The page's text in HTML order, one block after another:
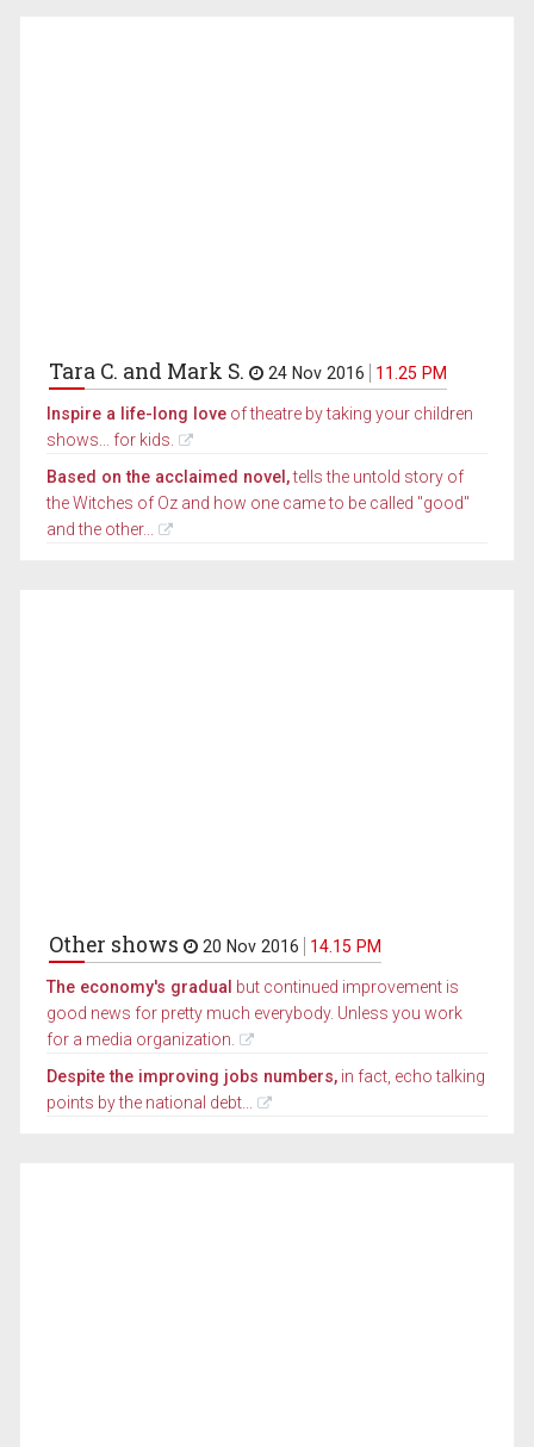
Tara C. and Mark S. 24 Nov 2016 11.25 PM
Inspire a life-long love of theatre by taking your children
shows... for kids.
Based on the acclaimed novel,tells the untold story of
the Witches of Oz and how one came to be called "good"
and the other...
Other shows 20 Nov 2016 14.15 PM
The economy's gradual but continued improvement is
good news for pretty much everybody. Unless you work
for a media organization.
Despite the improving jobs numbers, in fact, echo talking
points by the national debt...